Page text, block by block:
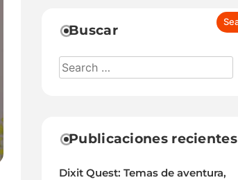
Buscar
Publicaciones recientes
Dixit Quest: Temas de aventura,